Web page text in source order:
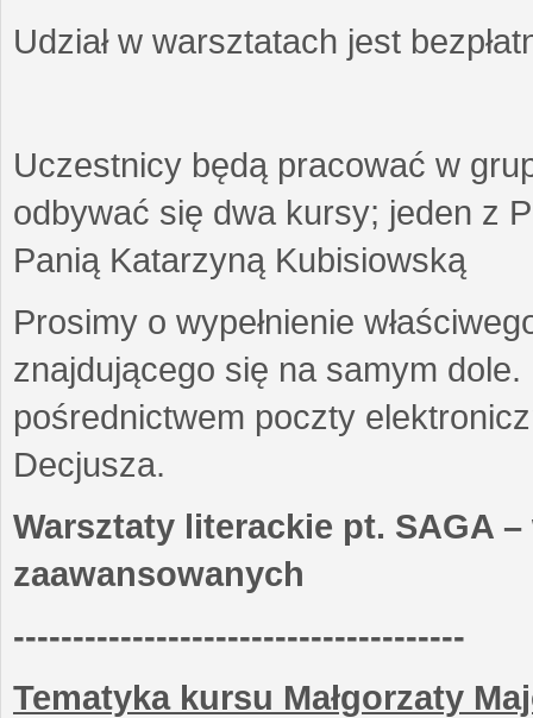
Udział w warsztatach jest
Uczestnicy będą pracować w
odbywać się dwa kursy; jeden z
Panią Katarzyną Kubisiowską
Prosimy o wypełnienie
znajdującego się na samym
pośrednictwem poczty
Decjusza.
Warsztaty literackie pt. SAGA
zaawansowanych
--------------------------------------
Tematyka kursu Małgorzaty